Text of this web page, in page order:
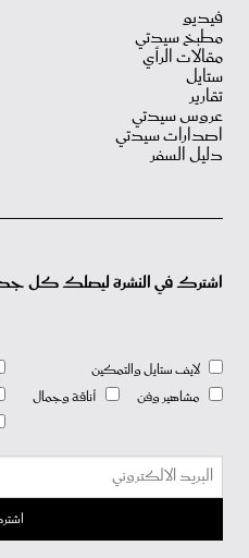
فيديو
مطبخ سيدتي
مقالات الرأي
ستايل
تقارير
عروس سيدتي
اصدارات سيدتي
دليل السفر
اشترك في النشرة ليصلك كل
لايف ستايل والتمكين
مشاهير وفن
أناقة وجمال